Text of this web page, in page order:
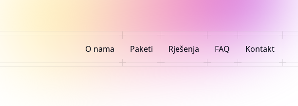
O nama Paketi Rješenja FAQ Kontakt